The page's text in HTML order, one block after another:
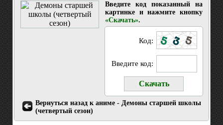
Введите код показанный на
картинке и нажмите кнопку
«Скачать».
Код:
Введите код:
Вернуться назад к аниме - Демоны старшей школы
(четвертый сезон)